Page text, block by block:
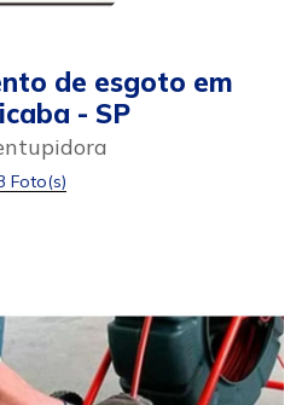
de esgoto em
- SP
Foto(s)